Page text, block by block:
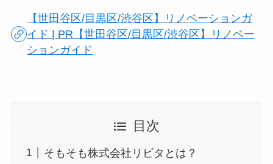
【世田谷区/目黒区/渋谷区】リノベーションガ
イド | PR【世田谷区/目黒区/渋谷区】リノベー
ションガイド
目次
そもそも株式会社リビタとは？